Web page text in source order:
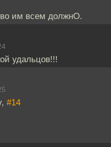
им всем должнО.
удальцов!!!
#14